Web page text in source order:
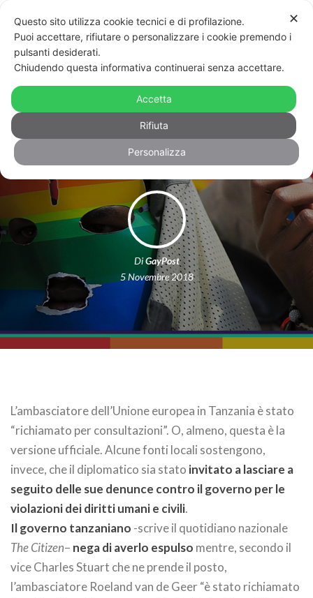
Caccia ai gay in Tanzania: via
l’ambasciatore dell’UE che aveva
criticato il governo
DiGayPost
5 Novembre 2018
L’ambasciatore dell’Unione europea in Tanzania è stato
“richiamato per consultazioni”. O, almeno, questa è la
versione ufficiale. Alcune fonti locali sostengono,
invece, che il diplomatico sia stato invitato a lasciare a
seguito delle sue denunce contro il governo per le
violazioni dei diritti umani e civili.
Il governo tanzaniano -scrive il quotidiano nazionale
The Citizen– nega di averlo espulso mentre, secondo il
vice Charles Stuart che ne prende il posto,
l’ambasciatore Roeland van de Geer “è stato richiamato
✕
Questo sito utilizza cookie tecnici e di profilazione.
Puoi accettare, rifiutare o personalizzare i cookie premendo i
pulsanti desiderati.
Chiudendo questa informativa continuerai senza accettare.
Accetta
Rifiuta
Personalizza